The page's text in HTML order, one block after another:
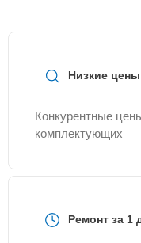
Низкие цены
Конкурентные
комплектующих
Ремонт за 1